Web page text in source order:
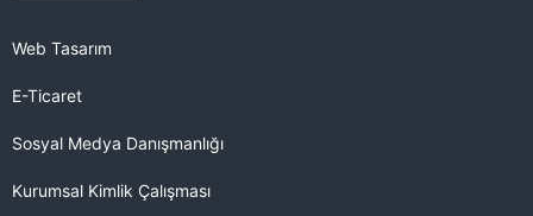
Web Tasarım
E-Ticaret
Sosyal Medya Danışmanlığı
Kurumsal Kimlik Çalışması